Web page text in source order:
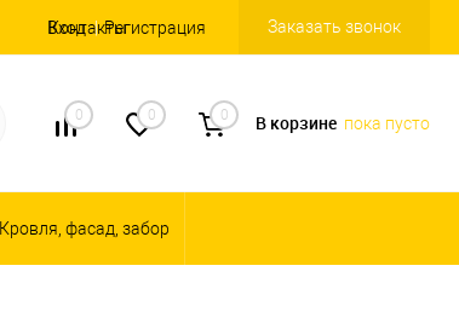
Контакты
Вход Регистрация Заказать звонок
0 0 0 В корзине пока пусто
Кровля, фасад, забор